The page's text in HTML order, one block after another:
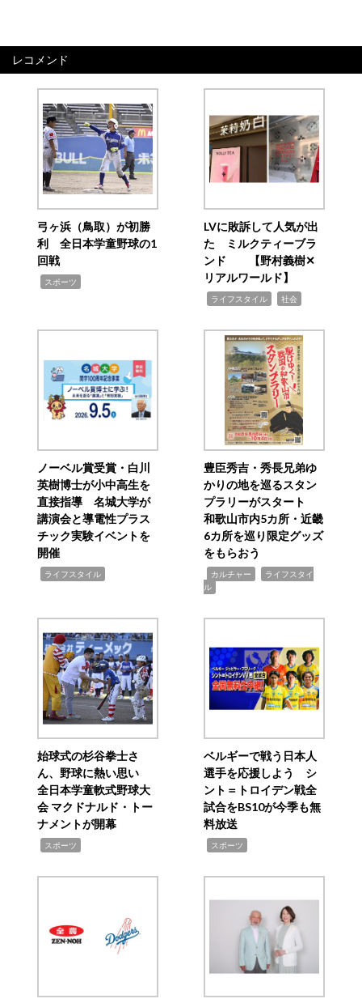
レコメンド
弓ヶ浜（鳥取）が初勝
利 全日本学童野球の1
回戦
スポーツ
LVに敗訴して人気が出
た ミルクティーブラ
ンド 【野村義樹✕
リアルワールド】
ライフスタイル 社会
ノーベル賞受賞・白川
英樹博士が小中高生を
直接指導 名城大学が
講演会と導電性プラス
チック実験イベントを
開催
ライフスタイル
豊臣秀吉・秀長兄弟ゆ
かりの地を巡るスタン
プラリーがスタート
和歌山市内5カ所・近畿
6カ所を巡り限定グッズ
をもらおう
カルチャー
ライフスタイ
ル
始球式の杉谷拳士さ
ん、野球に熱い思い
全日本学童軟式野球大
会 マクドナルド・トー
ナメントが開幕
スポーツ
ベルギーで戦う日本人
選手を応援しよう シ
ント＝トロイデン戦全
試合をBS10が今季も無
料放送
スポーツ